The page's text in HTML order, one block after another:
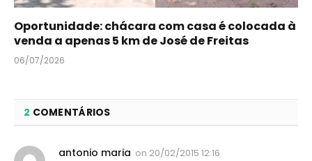
Oportunidade: chácara com casa é colocada à
venda a apenas 5 km de José de Freitas
06/07/2026
2 COMENTÁRIOS
antonio maria on 20/02/2015 12:16